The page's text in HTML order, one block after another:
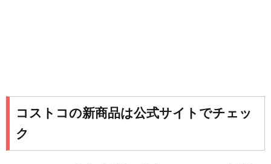
コストコの新商品は公式サイトでチェッ
ク